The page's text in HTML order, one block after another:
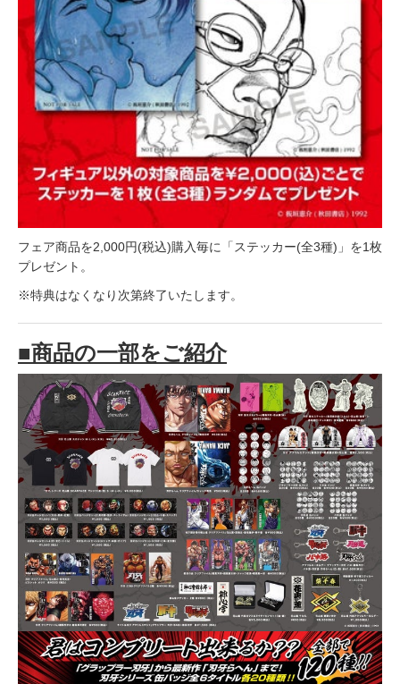
フェア商品を2,000円(税込)購入毎に「ステッカー(全3種)」を1枚
プレゼント。
※特典はなくなり次第終了いたします。
■商品の一部をご紹介